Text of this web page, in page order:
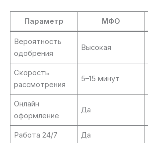
Параметр МФО
Вероятность
одобрения
Высокая
Скорость
рассмотрения
5–15 минут
Онлайн
оформление
Да
Работа 24/7 Да